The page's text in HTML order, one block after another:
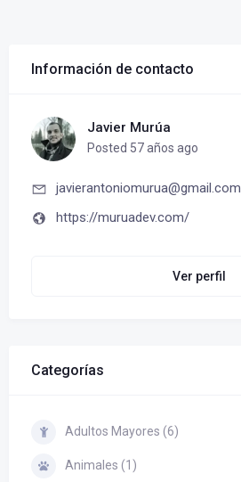
Información de contacto
Javier Murúa
Posted 57 años ago
javierantoniomurua@gmail.com
https://muruadev.com/
Ver perfil
Categorías
Adultos Mayores (6)
Animales (1)